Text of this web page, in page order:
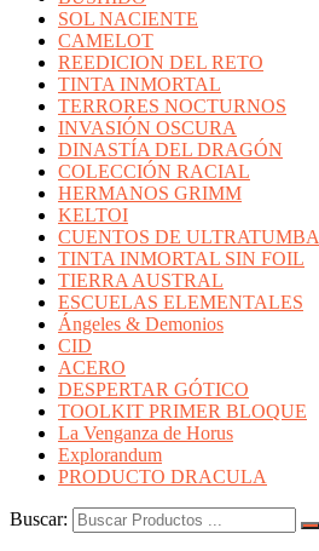
SOL NACIENTE
CAMELOT
REEDICION DEL RETO
TINTA INMORTAL
TERRORES NOCTURNOS
INVASIÓN OSCURA
DINASTÍA DEL DRAGÓN
COLECCIÓN RACIAL
HERMANOS GRIMM
KELTOI
CUENTOS DE ULTRATUMBA
TINTA INMORTAL SIN FOIL
TIERRA AUSTRAL
ESCUELAS ELEMENTALES
Ángeles & Demonios
CID
ACERO
DESPERTAR GÓTICO
TOOLKIT PRIMER BLOQUE
La Venganza de Horus
Explorandum
PRODUCTO DRACULA
Buscar: